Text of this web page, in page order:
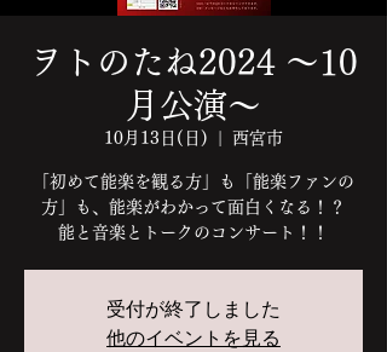
ヲトのたね2024 〜10
月公演〜
10月13日(日) 西宮市
「初めて能楽を観る方」も「能楽ファンの
方」も、能楽がわかって面白くなる！？
能と音楽とトークのコンサート！！
受付が終了しました
他のイベントを見る